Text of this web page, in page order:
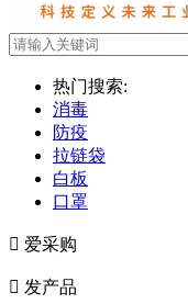
热门搜索:
消毒
防疫
拉链袋
白板
口罩
 爱采购
 发产品